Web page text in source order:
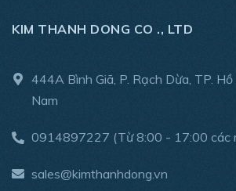
KIM THANH DONG CO ., LTD
444A Bình Giã, P. Rạch Dừa, TP.
Nam
0914897227 (Từ 8:00 - 17:00 các
sales@kimthanhdong.vn